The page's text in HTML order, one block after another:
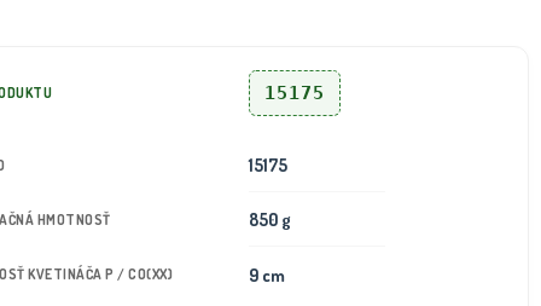
15175
15175
HMOTNOSŤ 850 g
KVETINÁČA P / CO(XX) 9 cm